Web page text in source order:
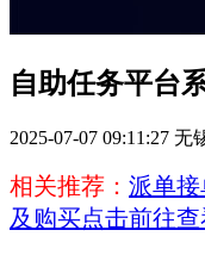
自助任务平台
2025-07-07 09:11:27 无
相关推荐： 派单
及购买点击前往